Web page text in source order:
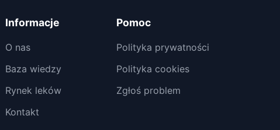
Informacje
O nas
Baza wiedzy
Rynek leków
Kontakt
Pomoc
Polityka prywatności
Polityka cookies
Zgłoś problem